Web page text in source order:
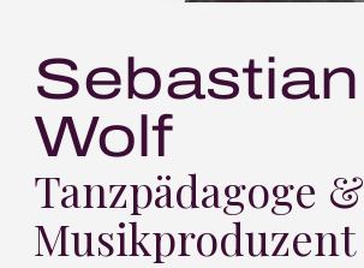
Sebastian
Wolf
Tanzpädagoge &
Musikproduzent